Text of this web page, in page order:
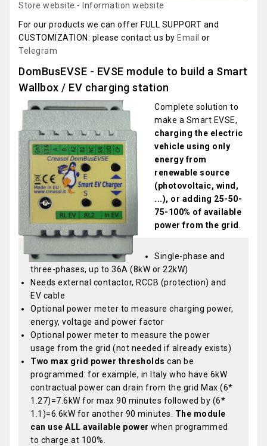
Store website - Information website
For our products we can offer FULL SUPPORT and
CUSTOMIZATION: please contact us by Email or
Telegram
DomBusEVSE - EVSE module to build a Smart
Wallbox / EV charging station
Complete solution to
make a Smart EVSE,
charging the electric
vehicle using only
energy from
renewable source
(photovoltaic, wind,
...), or adding 25-50-
75-100% of available
power from the grid
Single-phase and
three-phases, up to 36A (8kW or 22kW)
Needs external contactor, RCCB (protection) and
EV cable
Optional power meter to measure charging power,
energy, voltage and power factor
Optional power meter to measure the power
usage from the grid (not needed if already exists)
Two max grid power thresholds can be
programmed: for example, in Italy who have 6kW
contractual power can drain from the grid Max (6*
1.27)=7.6kW for max 90 minutes followed by (6*
1.1)=6.6kW for another 90 minutes. The module
can use ALL available power when programmed
to charge at 100%.